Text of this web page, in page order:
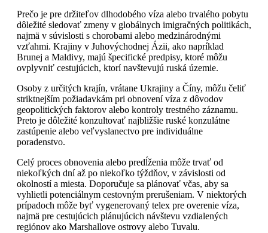
Prečo je pre držiteľov dlhodobého víza alebo trvalého pobytu
dôležité sledovať zmeny v globálnych imigračných politikách,
najmä v súvislosti s chorobami alebo medzinárodnými
vzťahmi. Krajiny v Juhovýchodnej Ázii, ako napríklad
Brunej a Maldivy, majú špecifické predpisy, ktoré môžu
ovplyvniť cestujúcich, ktorí navštevujú ruská územie.
Osoby z určitých krajín, vrátane Ukrajiny a Číny, môžu čeliť
striktnejším požiadavkám pri obnovení víza z dôvodov
geopolitických faktorov alebo kontroly trestného záznamu.
Preto je dôležité konzultovať najbližšie ruské konzulátne
zastúpenie alebo veľvyslanectvo pre individuálne
poradenstvo.
Celý proces obnovenia alebo predĺženia môže trvať od
niekoľkých dní až po niekoľko týždňov, v závislosti od
okolností a miesta. Doporučuje sa plánovať včas, aby sa
vyhlietli potenciálnym cestovným prerušeniam. V niektorých
prípadoch môže byť vygenerovaný telex pre overenie víza,
najmä pre cestujúcich plánujúcich návštevu vzdialených
regiónov ako Marshallove ostrovy alebo Tuvalu.